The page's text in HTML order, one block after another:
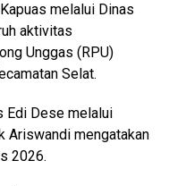
melalui Dinas
aktivitas
Unggas (RPU)
Selat.
Edi Dese melalui
Ariswandi mengatakan
2026.